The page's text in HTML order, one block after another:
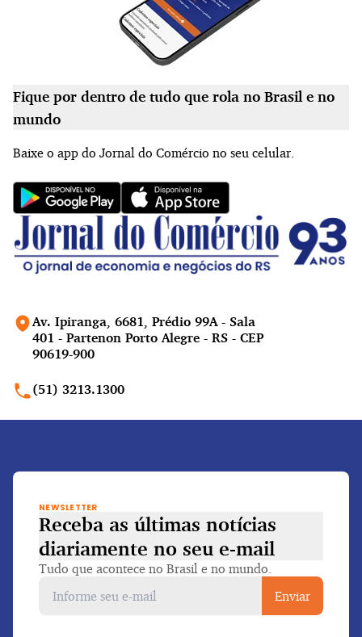
Av. Ipiranga, 6681, Prédio 99A - Sala
401 - Partenon Porto Alegre - RS - CEP
90619-900
(51) 3213.1300
Fique por dentro de tudo que rola no Brasil e no
mundo
Baixe o app do Jornal do Comércio no seu celular.
NEWSLETTER
Receba as últimas notícias
diariamente no seu e-mail
Tudo que acontece no Brasil e no mundo.
Enviar